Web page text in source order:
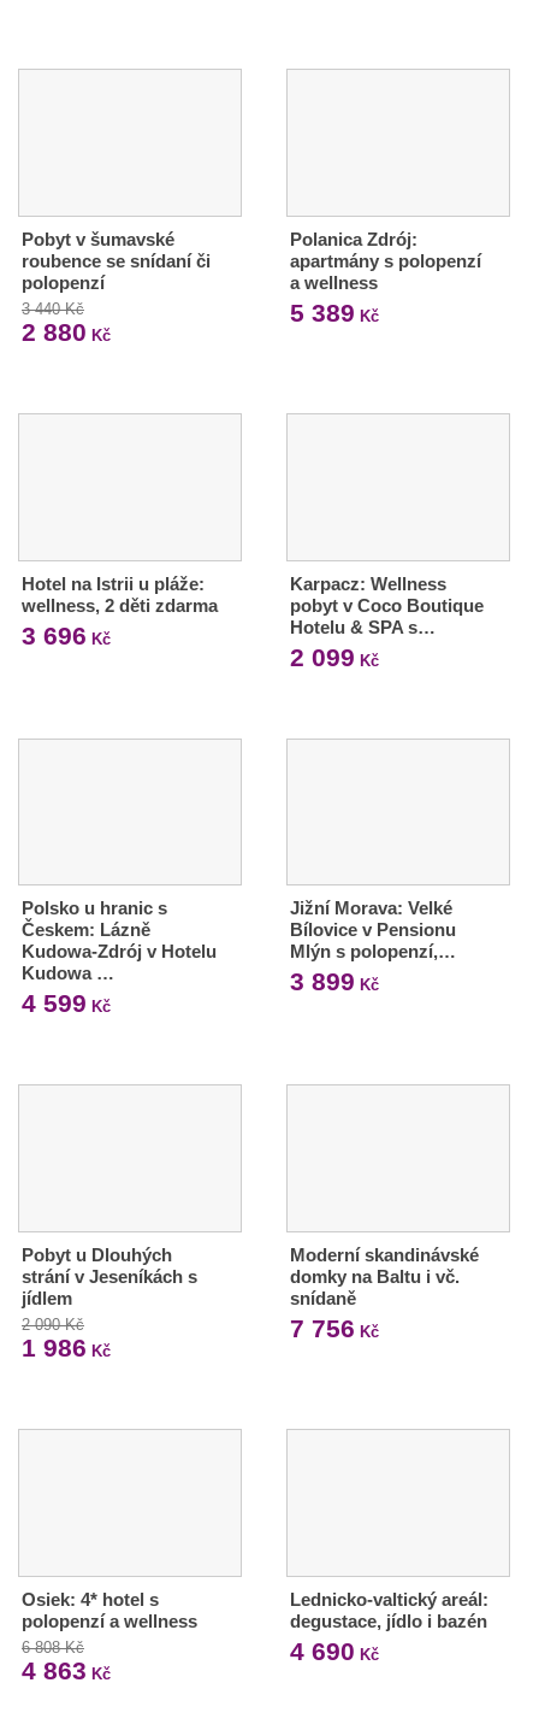
Pobyt v šumavské
roubence se snídaní či
polopenzí
3 440 Kč
2 880 Kč
Polanica Zdrój:
apartmány s polopenzí
a wellness
5 389 Kč
Hotel na Istrii u pláže:
wellness, 2 děti zdarma
3 696 Kč
Karpacz: Wellness
pobyt v Coco Boutique
Hotelu & SPA s…
2 099 Kč
Polsko u hranic s
Českem: Lázně
Kudowa-Zdrój v Hotelu
Kudowa …
4 599 Kč
Jižní Morava: Velké
Bílovice v Pensionu
Mlýn s polopenzí,…
3 899 Kč
Pobyt u Dlouhých
strání v Jeseníkách s
jídlem
2 090 Kč
1 986 Kč
Moderní skandinávské
domky na Baltu i vč.
snídaně
7 756 Kč
Osiek: 4* hotel s
polopenzí a wellness
6 808 Kč
4 863 Kč
Lednicko-valtický areál:
degustace, jídlo i bazén
4 690 Kč